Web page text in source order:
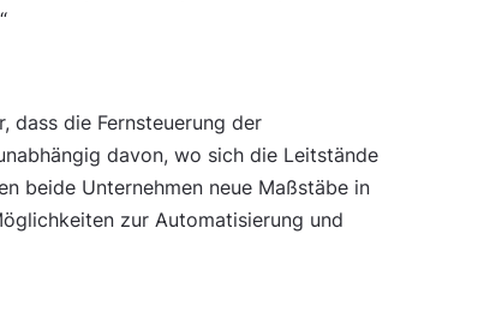
dass die Fernsteuerung der
davon, wo sich die Leitstände
beide Unternehmen neue Maßstäbe in
zur Automatisierung und